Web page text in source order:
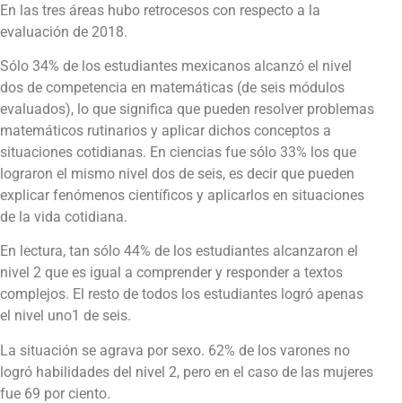
En las tres áreas hubo retrocesos con respecto a la
evaluación de 2018.
Sólo 34% de los estudiantes mexicanos alcanzó el nivel
dos de competencia en matemáticas (de seis módulos
evaluados), lo que significa que pueden resolver problemas
matemáticos rutinarios y aplicar dichos conceptos a
situaciones cotidianas. En ciencias fue sólo 33% los que
lograron el mismo nivel dos de seis, es decir que pueden
explicar fenómenos científicos y aplicarlos en situaciones
de la vida cotidiana.
En lectura, tan sólo 44% de los estudiantes alcanzaron el
nivel 2 que es igual a comprender y responder a textos
complejos. El resto de todos los estudiantes logró apenas
el nivel uno1 de seis.
La situación se agrava por sexo. 62% de los varones no
logró habilidades del nivel 2, pero en el caso de las mujeres
fue 69 por ciento.